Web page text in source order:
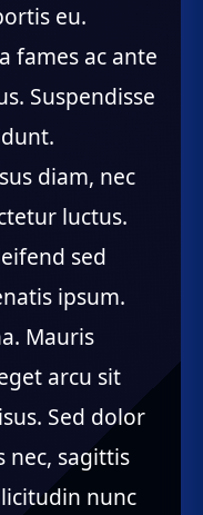
eu.
fames ac ante
Suspendisse
diam, nec
luctus.
sed
ipsum.
Mauris
arcu sit
Sed dolor
nec, sagittis
nunc